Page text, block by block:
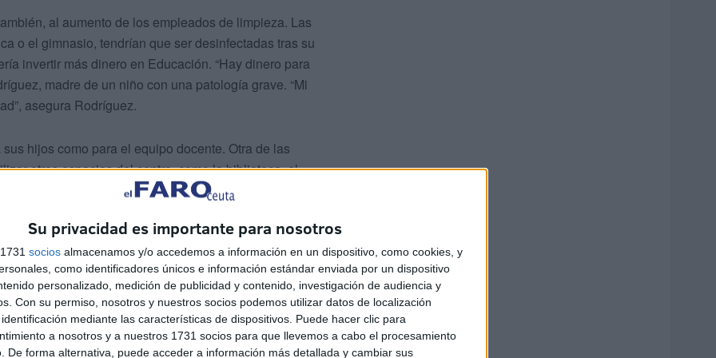
Su privacidad es importante para nosotros
socios almacenamos y/o accedemos a información en un dispositivo, como cookies, y
como identificadores únicos e información estándar enviada por un dispositivo
personalizado, medición de publicidad y contenido, investigación de audiencia y
Con su permiso, nosotros y nuestros socios podemos utilizar datos de localización
mediante las características de dispositivos. Puede hacer clic para
a nosotros y a nuestros 1731 socios para que llevemos a cabo el procesamiento
De forma alternativa, puede acceder a información más detallada y cambiar sus
al aumento de los empleados de limpieza. Las
o el gimnasio, tendrían que ser desinfectadas tras su
invertir más dinero en Educación. “Hay dinero para
madre de un niño con una patología grave. “Mi
asegura Rodríguez.
hijos como para el equipo docente. Otra de las
otros espacios del centro, como la biblioteca, el
es el aula de gimnasia, si la quitan, nos tendremos
para la educación física”, apunta Guerrero. Pero no
El CEIP Príncipe Felipe, por ejemplo, lleva desde el
llevarse a cabo los turnos, la solución sería, en el
y que el horario se base en las educaciones
de alumnos si en las asignaturas consideradas no